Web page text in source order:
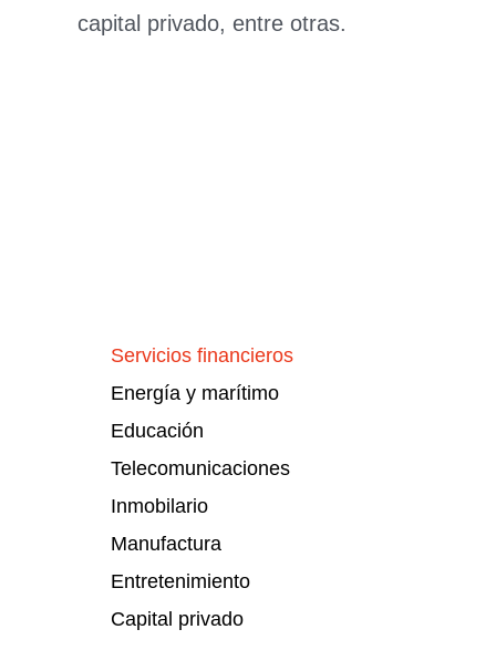
capital privado, entre otras.
Servicios financieros
Energía y marítimo
Educación
Telecomunicaciones
Inmobilario
Manufactura
Entretenimiento
Capital privado